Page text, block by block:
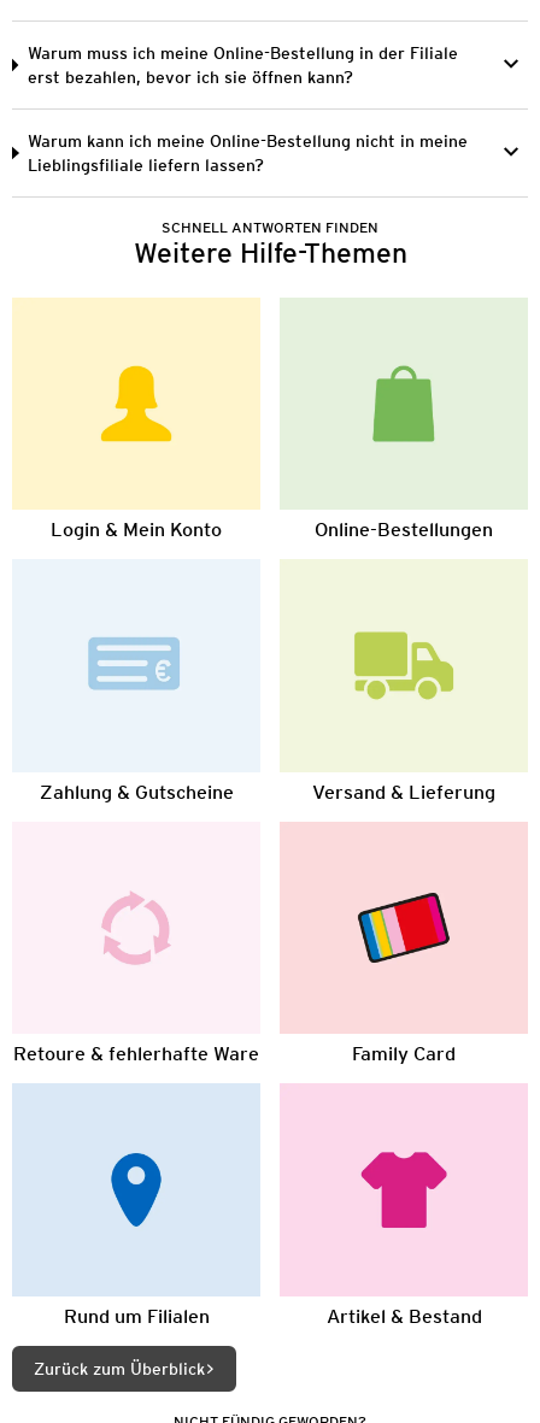
Warum muss ich meine Online-Bestellung in der Filiale
erst bezahlen, bevor ich sie öffnen kann?
Warum kann ich meine Online-Bestellung nicht in meine
Lieblingsfiliale liefern lassen?
SCHNELL ANTWORTEN FINDEN
Weitere Hilfe-Themen
Login & Mein Konto Online-Bestellungen
Zahlung & Gutscheine Versand & Lieferung
Retoure & fehlerhafte Ware Family Card
Rund um Filialen Artikel & Bestand
Zurück zum Überblick